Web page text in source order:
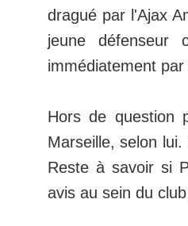
dragué par l'Ajax
jeune défenseur
immédiatement par
Hors de question
Marseille, selon
Reste à savoir si
avis au sein du